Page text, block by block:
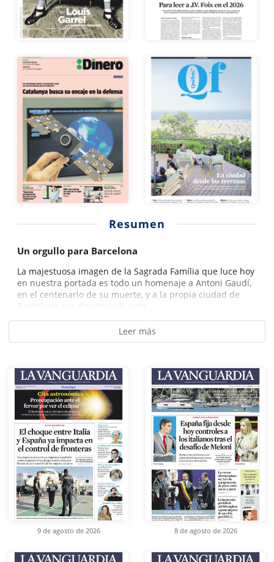
Resumen
Un orgullo para Barcelona
La majestuosa imagen de la Sagrada Família que luce hoy
en nuestra portada es todo un homenaje a Antoni Gaudí,
en el centenario de su muerte, y a la propia ciudad de
Barcelona por disponer de esta...
Leer más
9 de agosto de 2026 8 de agosto de 2026